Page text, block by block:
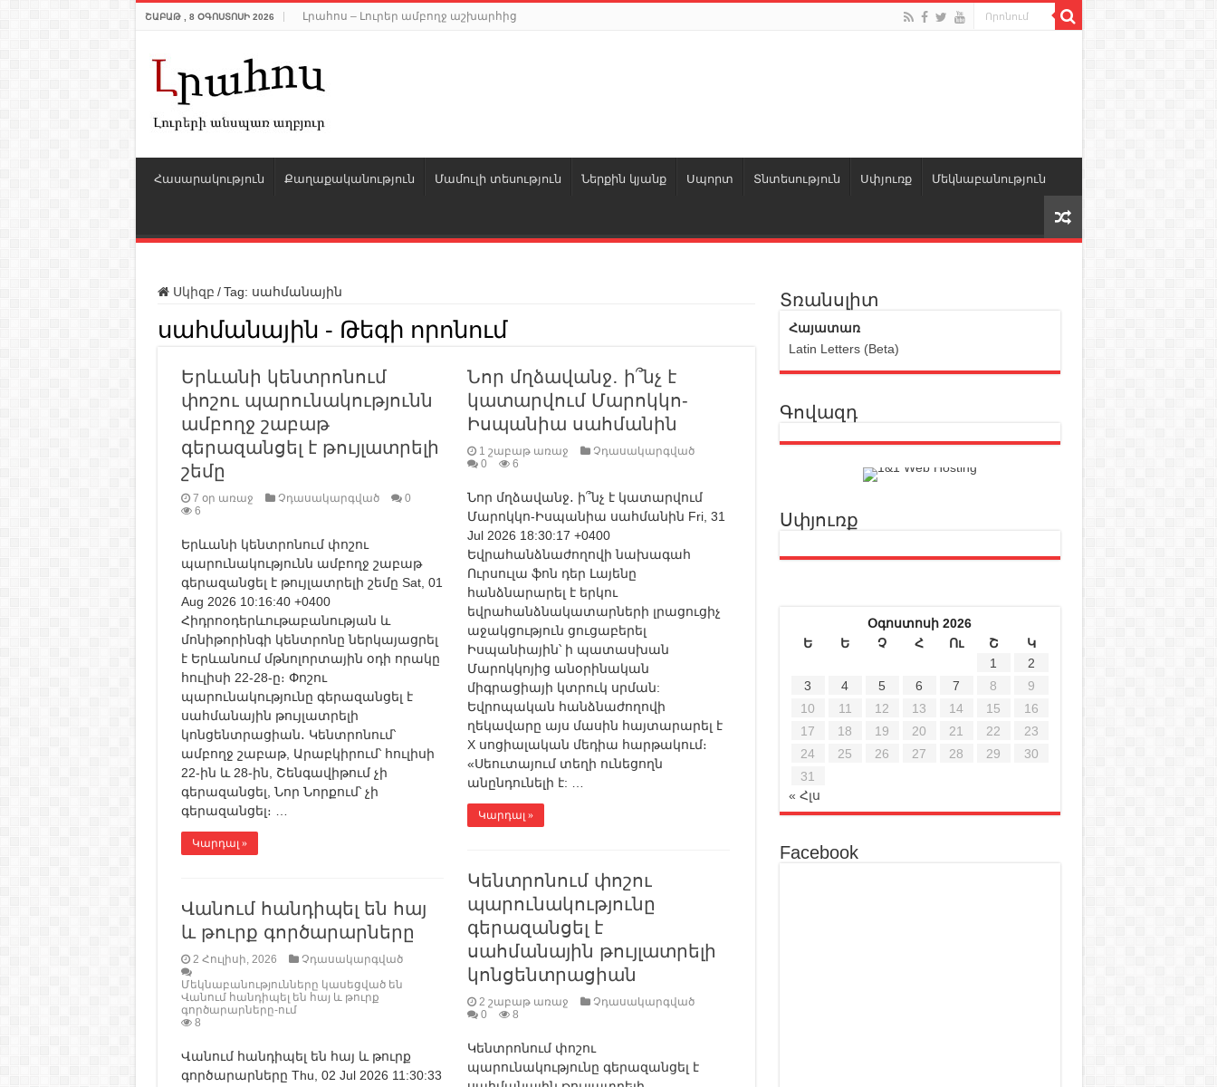
ՇԱԲԱԹ , 8 ՕԳՈՍՏՈՍԻ 2026 Լրահոս – Լուրեր ամբողջ աշխարհից
Հասարակություն Քաղաքականություն Մամուլի տեսություն Ներքին կյանք Սպորտ Տնտեսություն Սփյուռք Մեկնաբանություն
Սկիզբ / Tag: սահմանային
սահմանային - Թեգի որոնում
Երևանի կենտրոնում
փոշու պարունակությունն
ամբողջ շաբաթ
գերազանցել է թույլատրելի
շեմը
7 օր առաջ Չդասակարգված
0
6
Երևանի կենտրոնում փոշու
պարունակությունն ամբողջ շաբաթ
գերազանցել է թույլատրելի շեմը Sat, 01
Aug 2026 10:16:40 +0400
Հիդրոօդերևութաբանության և
մոնիթորինգի կենտրոնը ներկայացրել
է Երևանում մթնոլորտային օդի որակը
հուլիսի 22-28-ը։ Փոշու
պարունակությունը գերազանցել է
սահմանային թույլատրելի
կոնցենտրացիան․ Կենտրոնում՝
ամբողջ շաբաթ, Արաբկիրում՝ հուլիսի
22-ին և 28-ին, Շենգավիթում չի
գերազանցել, Նոր Նորքում՝ չի
գերազանցել։ …
Կարդալ »
Նոր մղձավանջ․ ի՞նչ է
կատարվում Մարոկկո-
Իսպանիա սահմանին
1 շաբաթ առաջ
Չդասակարգված
0
6
Նոր մղձավանջ․ ի՞նչ է կատարվում
Մարոկկո-Իսպանիա սահմանին Fri, 31
Jul 2026 18:30:17 +0400
Եվրահանձնաժողովի նախագահ
Ուրսուլա ֆոն դեր Լայենը
հանձնարարել է երկու
եվրահանձնակատարների լրացուցիչ
աջակցություն ցուցաբերել
Իսպանիային՝ ի պատասխան
Մարոկկոյից անօրինական
միգրացիայի կտրուկ սրման:
Եվրոպական հանձնաժողովի
ղեկավարը այս մասին հայտարարել է
X սոցիալական մեդիա հարթակում։
«Սեուտայում տեղի ունեցողն
անընդունելի է: …
Կարդալ »
Կենտրոնում փոշու
պարունակությունը
գերազանցել է
սահմանային թույլատրելի
կոնցենտրացիան
2 շաբաթ առաջ
Չդասակարգված
0
8
Կենտրոնում փոշու
պարունակությունը գերազանցել է
Վանում հանդիպել են հայ
և թուրք գործարարները
2 Հուլիսի, 2026
Չդասակարգված
Մեկնաբանությունները կասեցված են
Վանում հանդիպել են հայ և թուրք
գործարարները-ում
8
Վանում հանդիպել են հայ և թուրք
գործարարները Thu, 02 Jul 2026 11:30:33
Տռանսլիտ
Հայատառ
Latin Letters (Beta)
Գովազդ
Սփյուռք
Օգոստոսի 2026
Ե
Ե Չ Հ Ու Շ
Կ
1
2
3
4 5 6 7 8
9
10
11 12 13 14 15
16
17
18 19 20 21 22
23
24
25 26 27 28 29
30
31
« Հլս
Facebook